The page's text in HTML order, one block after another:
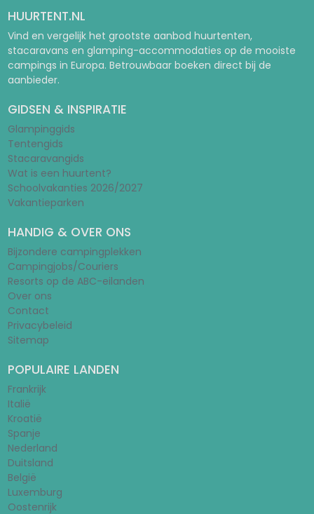
HUURTENT.NL
Vind en vergelijk het grootste aanbod huurtenten,
stacaravans en glamping-accommodaties op de mooiste
campings in Europa. Betrouwbaar boeken direct bij de
aanbieder.
GIDSEN & INSPIRATIE
Glampinggids
Tentengids
Stacaravangids
Wat is een huurtent?
Schoolvakanties 2026/2027
Vakantieparken
HANDIG & OVER ONS
Bijzondere campingplekken
Campingjobs/Couriers
Resorts op de ABC-eilanden
Over ons
Contact
Privacybeleid
Sitemap
POPULAIRE LANDEN
Frankrijk
Italië
Kroatië
Spanje
Nederland
Duitsland
België
Luxemburg
Oostenrijk